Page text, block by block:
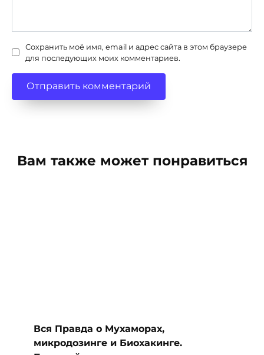
Сохранить моё имя, email и адрес сайта в этом браузере
для последующих моих комментариев.
Вам также может понравиться
Вся Правда о Мухаморах,
микродозинге и Биохакинге.